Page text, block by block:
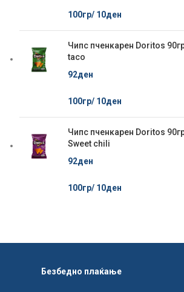
100гр/ 10ден
Чипс пченкарен Doritos
taco
92ден
100гр/ 10ден
Чипс пченкарен Doritos
Sweet chili
92ден
100гр/ 10ден
Безбедно плаќање